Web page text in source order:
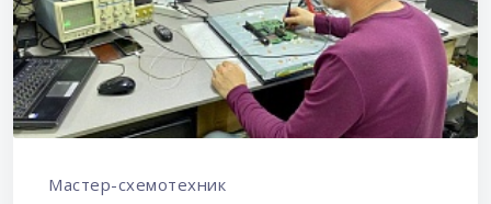
Мастер-схемотехник